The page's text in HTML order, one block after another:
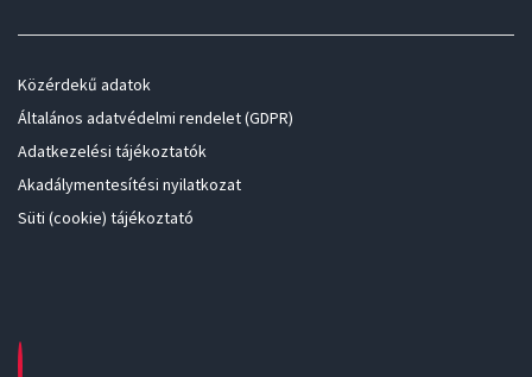
Közérdekű adatok
Általános adatvédelmi rendelet (GDPR)
Adatkezelési tájékoztatók
Akadálymentesítési nyilatkozat
Süti (cookie) tájékoztató